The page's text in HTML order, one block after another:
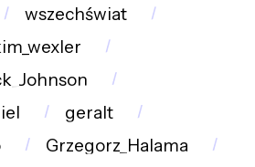
wszechświat
geralt
Grzegorz_Halama